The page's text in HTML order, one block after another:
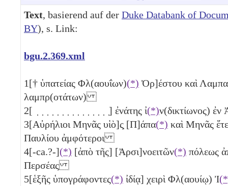
Text, basierend auf der Duke Databank of
BY), s. Link:
bgu.2.369.xml
1[† ὑπατείας Φλ(αουΐων)(*) Ὀρ]έστου καὶ
λαμπρ(οτάτων)
2[ ̣ ̣ ̣ ̣ ̣ ̣ ̣ ̣ ̣ ̣ ̣ ̣ ̣ ̣ ̣] ἐνάτης ἰ(*)ν(δικτίωνος)
3[Αὐρήλιοι Μηνᾶς υἱὸ]ς̣ [Π]άπα(*) καὶ Μηνᾶς
Παυλίου ἀμφότεροι
4[-ca.?-](*) [ἀπὸ τῆς] [Ἀρσι]νοειτῶν(*) πόλεως
Περσέας
5[ἑξῆς ὑπογράφοντες(*) ἰδίᾳ] χειρὶ Φλ(αουίῳ) Ἰ